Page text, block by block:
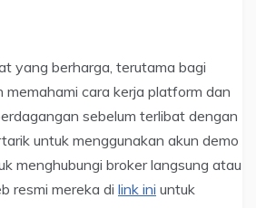
yang berharga, terutama bagi
memahami cara kerja platform dan
sebelum terlibat dengan
untuk menggunakan akun demo
menghubungi broker langsung atau
resmi mereka di link ini untuk